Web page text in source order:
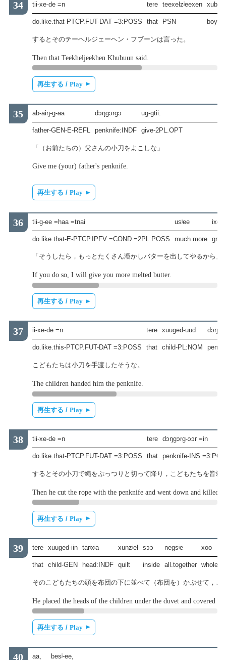
tii-xe-de =n tere teexelzʲeexen
do.like.that-PTCP.FUT-DAT =3:POSS that PSN
するとそのテーヘルジェーヘン・フブーンは言った。
Then that Teekheljeekhen Khubuun said.
再生する /Play
ab-aiŋ-g-aa dɔŋgɔrgɔ ug-gtii.
father-GEN-E-REFL penknife:INDF give-2PL.OPT
「（お前たちの）父さんの小刀をよこしな」
Give me (your) father's penknife.
再生する /Play
tii-g-ee =haa =tnai usʲee ixe
do.like.that-E-PTCP.IPFV =COND =2PL:POSS much.more
「そうしたら，もっとたくさん溶かしバターを出してやるから」
If you do so, I will give you more melted butter.
再生する /Play
ii-xe-de =n tere xuuged-uud
do.like.this-PTCP.FUT-DAT =3:POSS that child-PL:NOM
こどもたちは小刀を手渡したそうな。
The children handed him the penknife.
再生する /Play
tii-xe-de =n tere dɔŋgɔrg-ɔɔr =in
do.like.that-PTCP.FUT-DAT =3:POSS that penknife-INS
するとその小刀で縄をぷっつりと切って降り，こどもたちを皆
Then he cut the rope with the penknife and went down and killed
再生する /Play
tere xuuged-iin tarʲxʲa xunzʲel sɔɔ negsʲe xoo
that child-GEN head:INDF quilt inside all.together whole
そのこどもたちの頭を布団の下に並べて（布団を）かぶせて，
He placed the heads of the children under the duvet and covered
再生する /Play
aa, besʲ-ee,